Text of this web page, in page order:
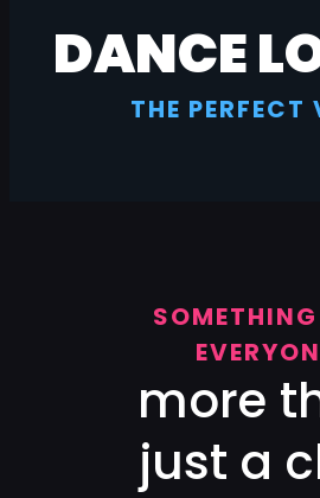
DANCE
THE PERFECT
more
just a